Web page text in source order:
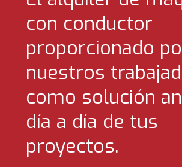
con conductor
proporcionado
nuestros
como solución
día a día de tus
proyectos.